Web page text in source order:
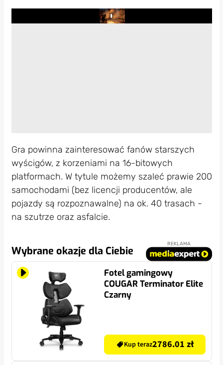
Play
Gra powinna zainteresować fanów starszych
wyścigów, z korzeniami na 16-bitowych
platformach. W tytule możemy szaleć prawie 200
samochodami (bez licencji producentów, ale
pojazdy są rozpoznawalne) na ok. 40 trasach -
na szutrze oraz asfalcie.
Wybrane okazje dla Ciebie
REKLAMA
Fotel gamingowy
COUGAR Terminator Elite
Czarny
Kup teraz2786.01 zł